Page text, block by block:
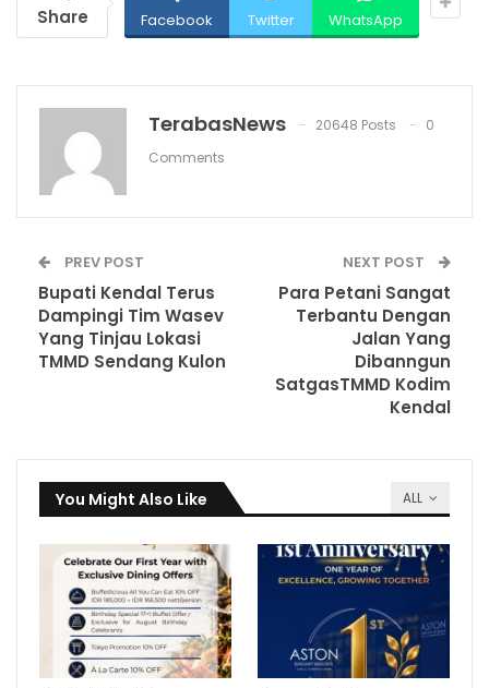
Share Facebook Twitter WhatsApp
TerabasNews 20648 Posts
0
Comments
PREV POST
Bupati Kendal Terus
Dampingi Tim Wasev
Yang Tinjau Lokasi
TMMD Sendang Kulon
NEXT POST
Para Petani Sangat
Terbantu Dengan
Jalan Yang
Dibanngun
SatgasTMMD Kodim
Kendal
ALL
You Might Also Like